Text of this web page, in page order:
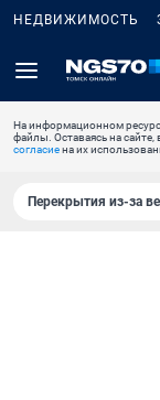
НЕДВИЖИМОСТЬ
На информационном
файлы. Оставаясь на
согласиена их
Перекрытия из-за